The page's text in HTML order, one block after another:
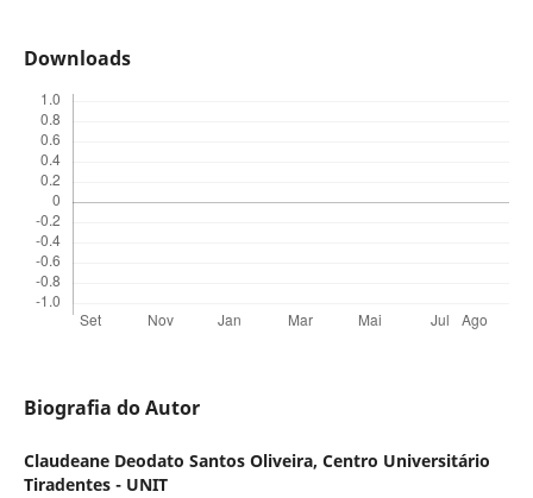
Downloads
Biografia do Autor
Claudeane Deodato Santos Oliveira, Centro Universitário
Tiradentes - UNIT